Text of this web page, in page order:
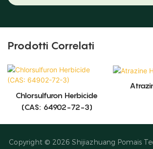
Prodotti Correlati
Chlorsulfuron Herbicide
(CAS: 64902-72-3)
Copyright © 2026 Shijiazhuang Pomais